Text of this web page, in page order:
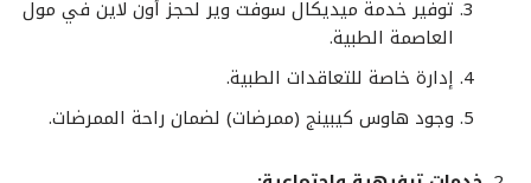
توفير خدمة ميديكال سوفت وير لحجز أون لاين في مول
العاصمة الطبية.
إدارة خاصة للتعاقدات الطبية.
وجود هاوس كيبينج (ممرضات) لضمان راحة الممرضات.